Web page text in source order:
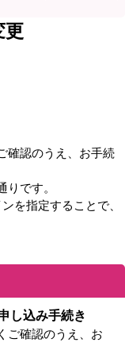
更
確認のうえ、お手続
です。
を指定することで、
し込み手続き
ご確認のうえ、お